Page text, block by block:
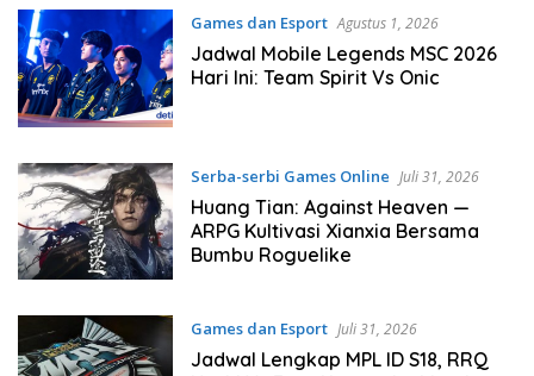
Games dan Esport Agustus 1, 2026
Jadwal Mobile Legends MSC 2026
Hari Ini: Team Spirit Vs Onic
Serba-serbi Games Online Juli 31, 2026
Huang Tian: Against Heaven —
ARPG Kultivasi Xianxia Bersama
Bumbu Roguelike
Games dan Esport Juli 31, 2026
Jadwal Lengkap MPL ID S18, RRQ